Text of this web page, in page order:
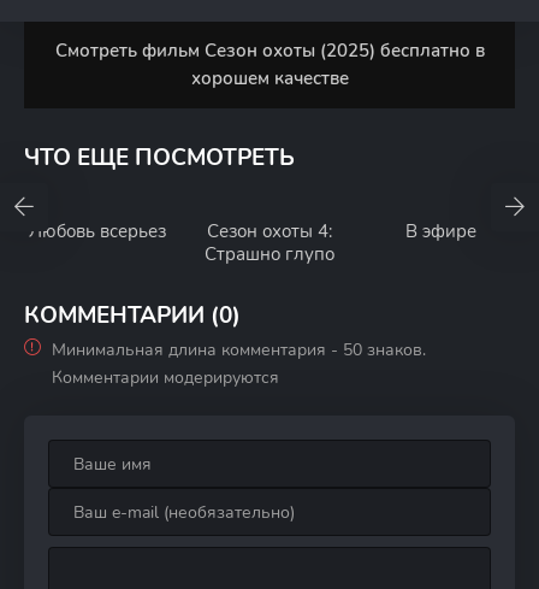
Смотреть фильм Сезон охоты (2025) бесплатно в
хорошем качестве
ЧТО ЕЩЕ ПОСМОТРЕТЬ
Любовь всерьез
Сезон охоты 4:
Страшно глупо
В эфире
КОММЕНТАРИИ (0)
Минимальная длина комментария - 50 знаков.
Комментарии модерируются